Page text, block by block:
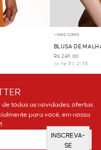
+ MAIS CORES
BLUSA DE
R$ 248,00
6x de R$ 41,33
todas as novidades, ofertas
para você, em nossa
INSCREVA-
SE